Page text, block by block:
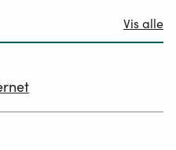
Vis alle